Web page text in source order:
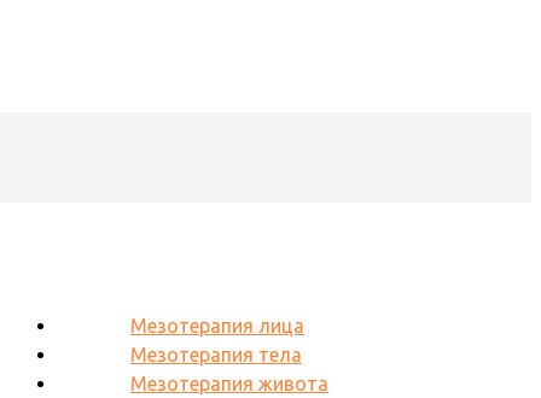
Мезотерапия лица
Мезотерапия тела
Мезотерапия живота